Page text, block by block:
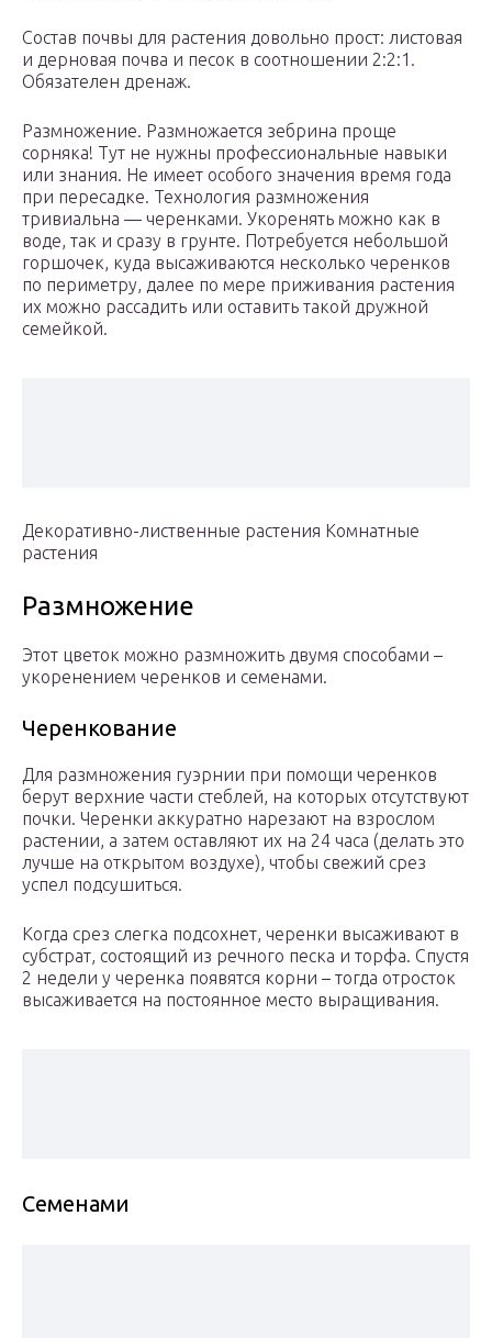
Состав почвы для растения довольно прост: листовая
и дерновая почва и песок в соотношении 2:2:1.
Обязателен дренаж.
Размножение. Размножается зебрина проще
сорняка! Тут не нужны профессиональные навыки
или знания. Не имеет особого значения время года
при пересадке. Технология размножения
тривиальна — черенками. Укоренять можно как в
воде, так и сразу в грунте. Потребуется небольшой
горшочек, куда высаживаются несколько черенков
по периметру, далее по мере приживания растения
их можно рассадить или оставить такой дружной
семейкой.
Декоративно-лиственные растения Комнатные
растения
Размножение
Этот цветок можно размножить двумя способами –
укоренением черенков и семенами.
Черенкование
Для размножения гуэрнии при помощи черенков
берут верхние части стеблей, на которых отсутствуют
почки. Черенки аккуратно нарезают на взрослом
растении, а затем оставляют их на 24 часа (делать это
лучше на открытом воздухе), чтобы свежий срез
успел подсушиться.
Когда срез слегка подсохнет, черенки высаживают в
субстрат, состоящий из речного песка и торфа. Спустя
2 недели у черенка появятся корни – тогда отросток
высаживается на постоянное место выращивания.
Семенами